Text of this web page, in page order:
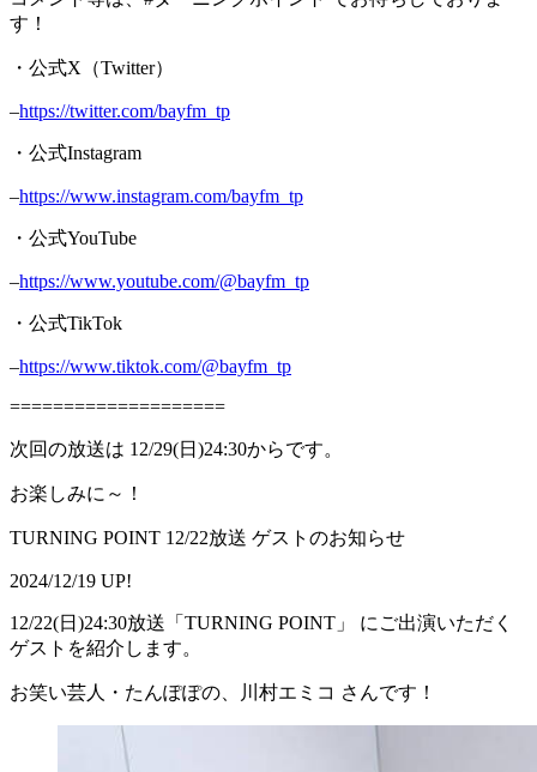
す！
・公式X（Twitter）
–https://twitter.com/bayfm_tp
・公式Instagram
–https://www.instagram.com/bayfm_tp
・公式YouTube
–https://www.youtube.com/@bayfm_tp
・公式TikTok
–https://www.tiktok.com/@bayfm_tp
====================
次回の放送は 12/29(日)24:30からです。
お楽しみに～！
TURNING POINT 12/22放送 ゲストのお知らせ
2024/12/19 UP!
12/22(日)24:30放送「TURNING POINT」 にご出演いただく
ゲストを紹介します。
お笑い芸人・たんぽぽの、川村エミコ さんです！